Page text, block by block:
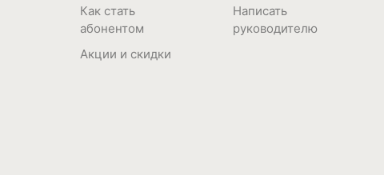
Как стать
абонентом
Акции и скидки
Написать
руководителю